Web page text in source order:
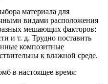
материала для
видами расположения
мешающих факторов:
и т. д. Трудно поставить
композитные
к влажной среде.
в настоящее время: